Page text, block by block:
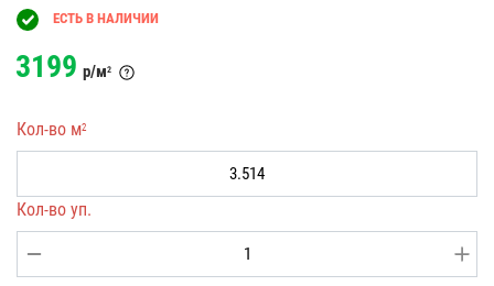
ЕСТЬ В НАЛИЧИИ
3199 р/м2
Кол-во м2
Кол-во уп.